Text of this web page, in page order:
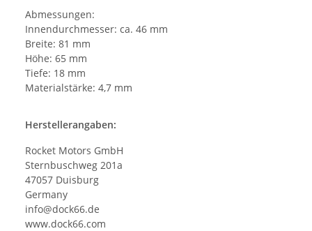
Abmessungen:
Innendurchmesser: ca. 46 mm
Breite: 81 mm
Höhe: 65 mm
Tiefe: 18 mm
Materialstärke: 4,7 mm
Herstellerangaben:
Rocket Motors GmbH
Sternbuschweg 201a
47057 Duisburg
Germany
info@dock66.de
www.dock66.com